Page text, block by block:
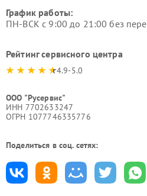
График работы:
ПН-ВСК с 9:00 до 21:00 без
Рейтинг сервисного центра
4.9-5.0
ООО "Русервис"
ИНН 7702633247
ОГРН 1077746335776
Поделиться в соц. сетях: